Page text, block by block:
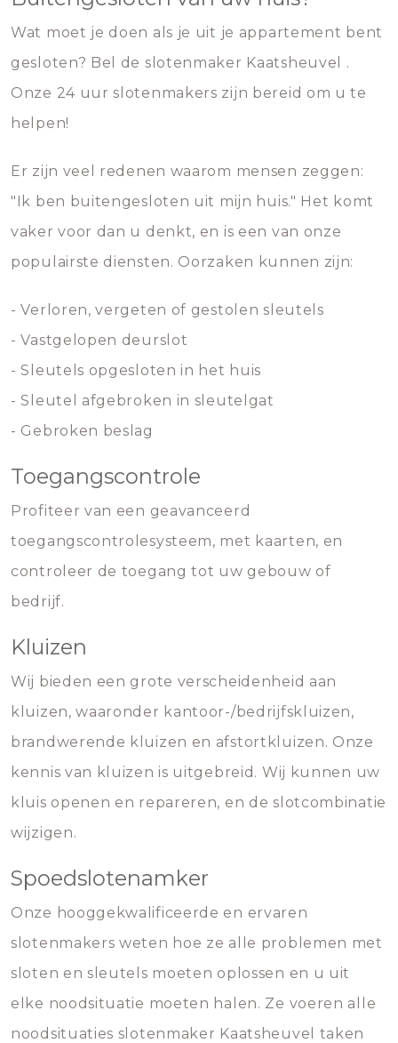
Wat moet je doen als je uit je appartement bent
gesloten? Bel de slotenmaker Kaatsheuvel .
Onze 24 uur slotenmakers zijn bereid om u te
helpen!
Er zijn veel redenen waarom mensen zeggen:
"Ik ben buitengesloten uit mijn huis." Het komt
vaker voor dan u denkt, en is een van onze
populairste diensten. Oorzaken kunnen zijn:
- Verloren, vergeten of gestolen sleutels
- Vastgelopen deurslot
- Sleutels opgesloten in het huis
- Sleutel afgebroken in sleutelgat
- Gebroken beslag
Toegangscontrole
Profiteer van een geavanceerd
toegangscontrolesysteem, met kaarten, en
controleer de toegang tot uw gebouw of
bedrijf.
Kluizen
Wij bieden een grote verscheidenheid aan
kluizen, waaronder kantoor-/bedrijfskluizen,
brandwerende kluizen en afstortkluizen. Onze
kennis van kluizen is uitgebreid. Wij kunnen uw
kluis openen en repareren, en de slotcombinatie
wijzigen.
Spoedslotenamker
Onze hooggekwalificeerde en ervaren
slotenmakers weten hoe ze alle problemen met
sloten en sleutels moeten oplossen en u uit
elke noodsituatie moeten halen. Ze voeren alle
noodsituaties slotenmaker Kaatsheuvel taken